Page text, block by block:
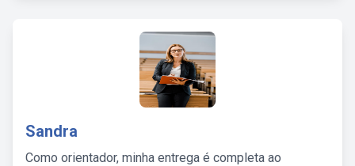
Sandra
Como orientador, minha entrega é completa ao